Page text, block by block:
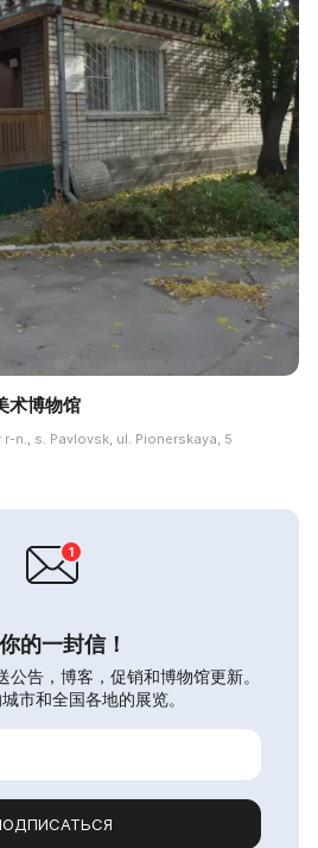
术博物馆
n., s. Pavlovsk, ul. Pionerskaya, 5
的一封信！
告，博客，促销和博物馆更新。
市和全国各地的展览。